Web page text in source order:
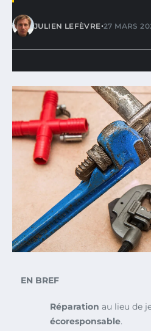
JULIEN LEFÈVRE•27 MARS
EN BREF
Réparation au lieu de
écoresponsable.